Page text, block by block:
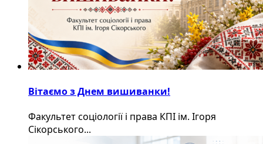
Вітаємо з Днем вишиванки!
Факультет соціології і права КПІ ім. Ігоря
Сікорського...